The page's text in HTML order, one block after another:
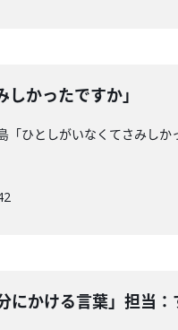
しかったですか」
「ひとしがいなくてさみし
にかける言葉」担当